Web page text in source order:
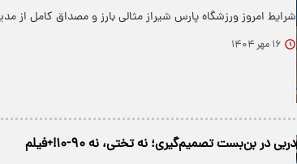
شرایط امروز ورزشگاه پارس شیراز مثالی بارز و مصداق کامل از
۱۶ مهر ۱۴۰۴
دربی در بن‌بست تصمیم‌گیری؛ نه تختی، نه ۹۰-۱۰!+فیلم